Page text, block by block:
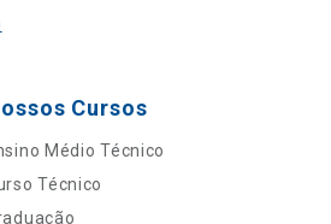
Cursos
Médio Técnico
Técnico